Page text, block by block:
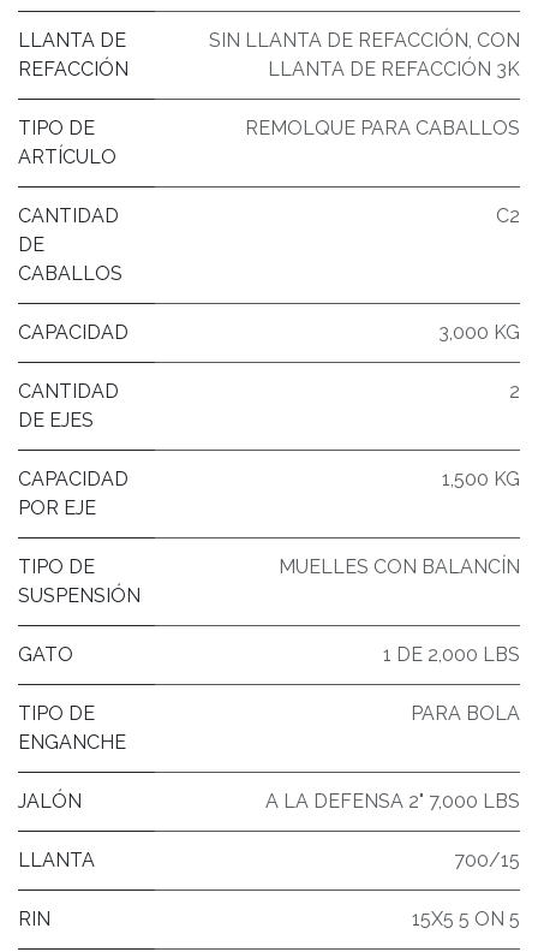
LLANTA DE
REFACCIÓN
SIN LLANTA DE REFACCIÓN, CON
LLANTA DE REFACCIÓN 3K
TIPO DE
ARTÍCULO
REMOLQUE PARA CABALLOS
CANTIDAD
DE
CABALLOS
C2
CAPACIDAD 3,000 KG
CANTIDAD
DE EJES
2
CAPACIDAD
POR EJE
1,500 KG
TIPO DE
SUSPENSIÓN
MUELLES CON BALANCÍN
GATO 1 DE 2,000 LBS
TIPO DE
ENGANCHE
PARA BOLA
JALÓN A LA DEFENSA 2" 7,000 LBS
LLANTA 700/15
RIN 15X5 5 ON 5